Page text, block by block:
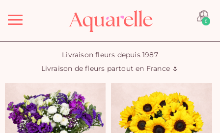
Menu 0
Livraison fleurs depuis 1987
Livraison de fleurs partout en France 🌷